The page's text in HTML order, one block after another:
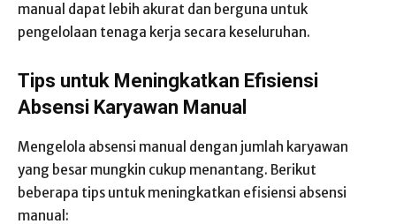
manual dapat lebih akurat dan berguna untuk
pengelolaan tenaga kerja secara keseluruhan.
Tips untuk Meningkatkan Efisiensi
Absensi Karyawan Manual
Mengelola absensi manual dengan jumlah karyawan
yang besar mungkin cukup menantang. Berikut
beberapa tips untuk meningkatkan efisiensi absensi
manual: